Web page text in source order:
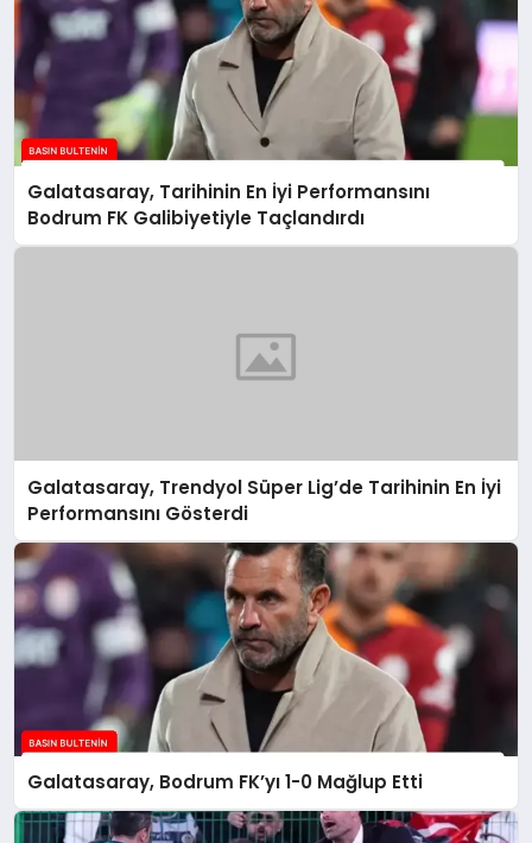
Galatasaray, Tarihinin En İyi Performansını
Bodrum FK Galibiyetiyle Taçlandırdı
Galatasaray, Trendyol Süper Lig’de Tarihinin En İyi
Performansını Gösterdi
Galatasaray, Bodrum FK’yı 1-0 Mağlup Etti